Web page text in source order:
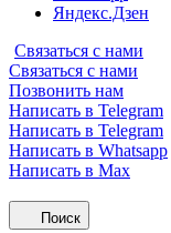
Яндекс.Дзен
Связаться с нами
Связаться с нами
Позвонить нам
Написать в Telegram
Написать в Telegram
Написать в Whatsapp
Написать в Max
Поиск